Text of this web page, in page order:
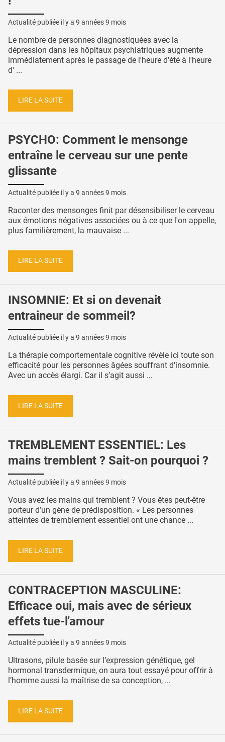
Actualité publiée il y a 9 années 9 mois
Le nombre de personnes diagnostiquées avec la
dépression dans les hôpitaux psychiatriques augmente
immédiatement après le passage de l'heure d'été à l'heure
d' ...
LIRE LA SUITE
PSYCHO: Comment le mensonge
entraîne le cerveau sur une pente
glissante
Actualité publiée il y a 9 années 9 mois
Raconter des mensonges finit par désensibiliser le cerveau
aux émotions négatives associées ou à ce que l'on appelle,
plus familièrement, la mauvaise ...
LIRE LA SUITE
INSOMNIE: Et si on devenait
entraineur de sommeil?
Actualité publiée il y a 9 années 9 mois
La thérapie comportementale cognitive révèle ici toute son
efficacité pour les personnes âgées souffrant d'insomnie.
Avec un accès élargi. Car il s’agit aussi ...
LIRE LA SUITE
TREMBLEMENT ESSENTIEL: Les
mains tremblent ? Sait-on pourquoi ?
Actualité publiée il y a 9 années 9 mois
Vous avez les mains qui tremblent ? Vous êtes peut-être
porteur d’un gène de prédisposition. « Les personnes
atteintes de tremblement essentiel ont une chance ...
LIRE LA SUITE
CONTRACEPTION MASCULINE:
Efficace oui, mais avec de sérieux
effets tue-l'amour
Actualité publiée il y a 9 années 9 mois
Ultrasons, pilule basée sur l’expression génétique, gel
hormonal transdermique, on aura tout essayé pour offrir à
l’homme aussi la maîtrise de sa conception, ...
LIRE LA SUITE